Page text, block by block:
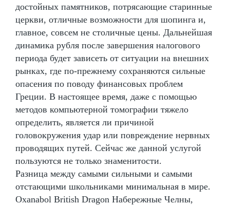
достойных памятников, потрясающие старинные
церкви, отличные возможности для шопинга и,
главное, совсем не столичные цены. Дальнейшая
динамика рубля после завершения налогового
периода будет зависеть от ситуации на внешних
рынках, где по-прежнему сохраняются сильные
опасения по поводу финансовых проблем
Греции. В настоящее время, даже с помощью
методов компьютерной томографии тяжело
определить, является ли причиной
головокружения удар или повреждение нервных
проводящих путей. Сейчас же данной услугой
пользуются не только знаменитости.
Разница между самыми сильными и самыми
отстающими школьниками минимальная в мире.
Oxanabol British Dragon Набережные Челны,